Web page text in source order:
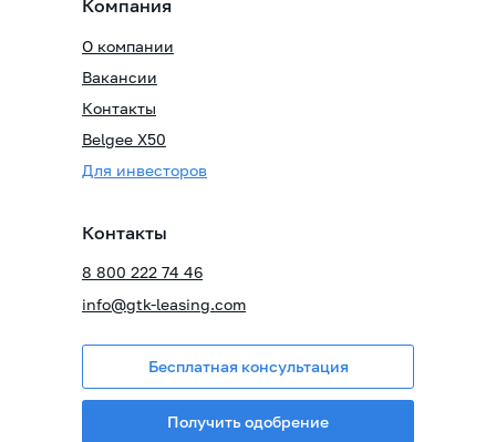
Компания
О компании
Вакансии
Контакты
Для инвесторов
Контакты
info@gtk-leasing.com
Бесплатная консультация
Получить одобрение
Belgee X50
8 800 222 74 46